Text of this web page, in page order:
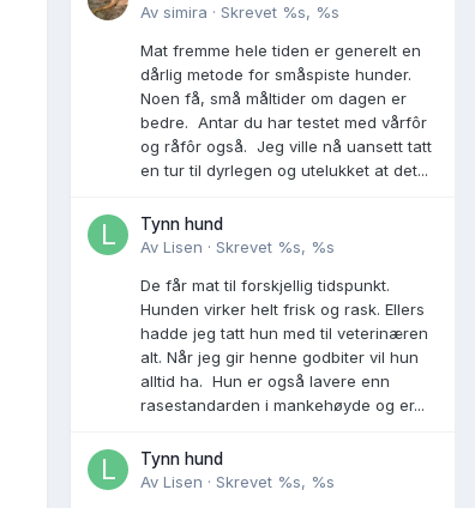
Av simira · Skrevet %s, %s
Mat fremme hele tiden er generelt en
dårlig metode for småspiste hunder.
Noen få, små måltider om dagen er
bedre. Antar du har testet med vårfôr
og råfôr også. Jeg ville nå uansett tatt
en tur til dyrlegen og utelukket at det...
Tynn hund
Av Lisen · Skrevet %s, %s
De får mat til forskjellig tidspunkt.
Hunden virker helt frisk og rask. Ellers
hadde jeg tatt hun med til veterinæren
alt. Når jeg gir henne godbiter vil hun
alltid ha. Hun er også lavere enn
rasestandarden i mankehøyde og er...
Tynn hund
Av Lisen · Skrevet %s, %s